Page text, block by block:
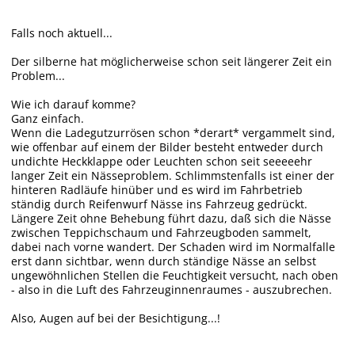
Falls noch aktuell...
Der silberne hat möglicherweise schon seit längerer Zeit ein
Problem...
Wie ich darauf komme?
Ganz einfach.
Wenn die Ladegutzurrösen schon *derart* vergammelt sind,
wie offenbar auf einem der Bilder besteht entweder durch
undichte Heckklappe oder Leuchten schon seit seeeeehr
langer Zeit ein Nässeproblem. Schlimmstenfalls ist einer der
hinteren Radläufe hinüber und es wird im Fahrbetrieb
ständig durch Reifenwurf Nässe ins Fahrzeug gedrückt.
Längere Zeit ohne Behebung führt dazu, daß sich die Nässe
zwischen Teppichschaum und Fahrzeugboden sammelt,
dabei nach vorne wandert. Der Schaden wird im Normalfalle
erst dann sichtbar, wenn durch ständige Nässe an selbst
ungewöhnlichen Stellen die Feuchtigkeit versucht, nach oben
- also in die Luft des Fahrzeuginnenraumes - auszubrechen.
Also, Augen auf bei der Besichtigung...!